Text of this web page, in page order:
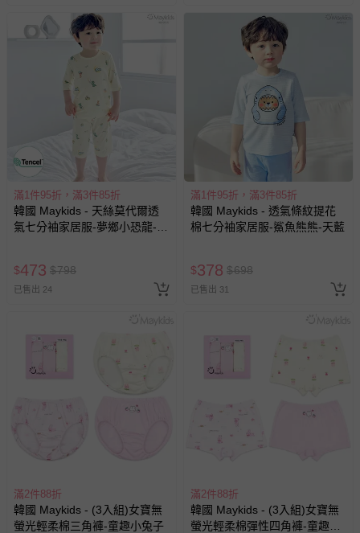
滿1件95折，滿3件85折
韓國 Maykids - 天絲莫代爾透
氣七分袖家居服-夢鄉小恐龍-米
$473 $798
已售出 24
滿1件95折，滿3件85折
韓國 Maykids - 透氣條紋提花
棉七分袖家居服-鯊魚熊熊-天藍
$378 $698
已售出 31
滿2件88折
韓國 Maykids - (3入組)女寶無
螢光輕柔棉三角褲-童趣小兔子
滿2件88折
韓國 Maykids - (3入組)女寶無
螢光輕柔棉彈性四角褲-童趣小